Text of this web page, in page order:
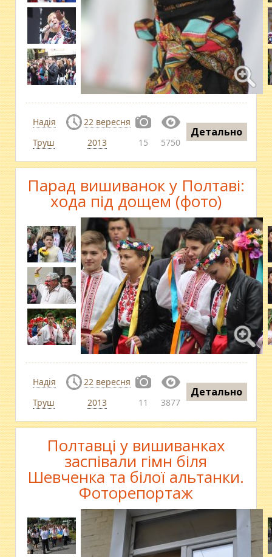
Надія
Труш
22 вересня
2013
15 5750
Детально
Парад вишиванок у Полтаві:
хода під дощем (фото)
Надія
Труш
22 вересня
2013
11 3877
Детально
Полтавці у вишиванках
заспівали гімн біля
Шевченка та білої альтанки.
Фоторепортаж